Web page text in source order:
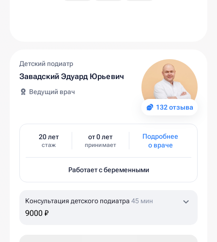
132 отзыва
Детский подиатр
Завадский Эдуард Юрьевич
Ведущий врач
20 лет
стаж
от 0 лет
принимает
Подробнее
о враче
Работает с беременными
Консультация детского подиатра 45 мин
9000 ₽